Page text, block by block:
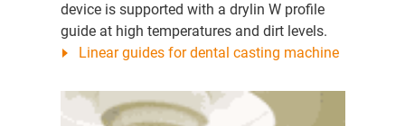
device is supported with a drylin W profile
guide at high temperatures and dirt levels.
Linear guides for dental casting machine